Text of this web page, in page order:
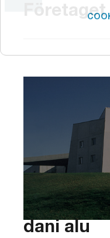
Företaget
dani alu